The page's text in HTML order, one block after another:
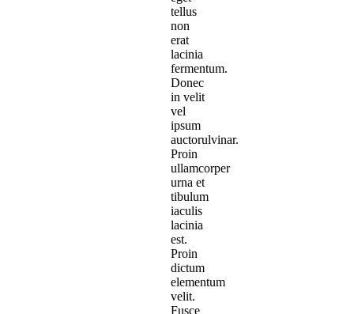
tellus
non
erat
lacinia
fermentum.
Donec
in velit
vel
ipsum
auctorulvinar.
Proin
ullamcorper
urna et
tibulum
iaculis
lacinia
est.
Proin
dictum
elementum
velit.
Fusce